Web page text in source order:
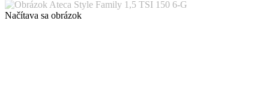
Načítava sa obrázok